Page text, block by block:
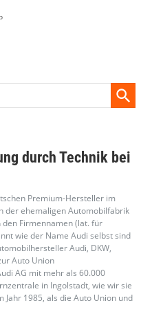
durch Technik bei
Premium-Hersteller im
der ehemaligen Automobilfabrik
Firmennamen (lat. für
wie der Name Audi selbst sind
Audi, DKW,
Auto Union
AG mit mehr als 60.000
in Ingolstadt, wie wir sie
Jahr 1985, als die Auto Union und